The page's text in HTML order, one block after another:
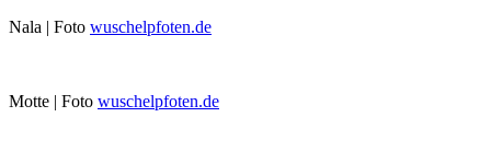
Nala | Foto wuschelpfoten.de
Motte | Foto wuschelpfoten.de